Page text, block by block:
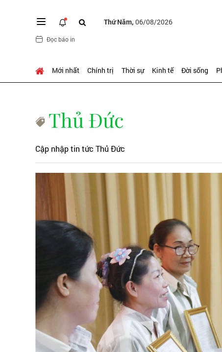
Thứ Năm, 06/08/2026
Đọc báo in
Mới nhất Chính trị Thời sự Kinh tế Đời sống
Thủ Đức
Cập nhập tin tức Thủ Đức